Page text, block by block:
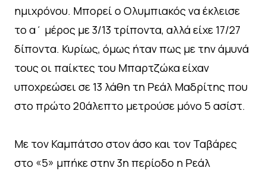
ημιχρόνου. Μπορεί ο Ολυμπιακός να έκλεισε
το α΄ μέρος με 3/13 τρίποντα, αλλά είχε 17/27
δίποντα. Κυρίως, όμως ήταν πως με την άμυνά
τους οι παίκτες του Μπαρτζώκα είχαν
υποχρεώσει σε 13 λάθη τη Ρεάλ Μαδρίτης που
στο πρώτο 20άλεπτο μετρούσε μόνο 5 ασίστ.
Με τον Καμπάτσο στον άσο και τον Ταβάρες
στο «5» μπήκε στην 3η περίοδο η Ρεάλ